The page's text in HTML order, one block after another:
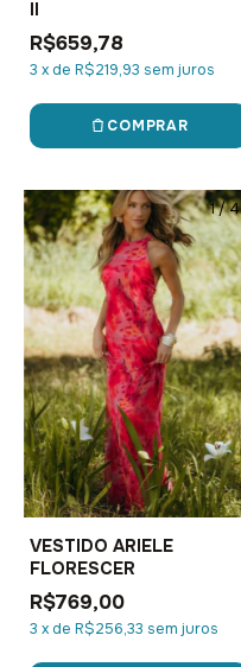
II
R$659,78
3 xde R$219,93 sem juros
COMPRAR
1/4
VESTIDO ARIELE
FLORESCER
R$769,00
3 xde R$256,33 sem juros